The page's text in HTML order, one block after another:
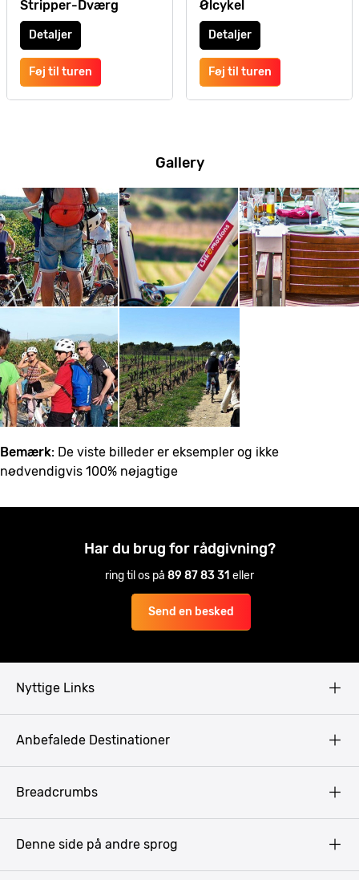
Stripper-Dværg
Detaljer
Føj til turen
Ølcykel
Detaljer
Føj til turen
Gallery
Bemærk: De viste billeder er eksempler og ikke
nødvendigvis 100% nøjagtige
Har du brug for rådgivning?
ring til os på 89 87 83 31 eller
Send en besked
Nyttige Links
Anbefalede Destinationer
Breadcrumbs
Denne side på andre sprog